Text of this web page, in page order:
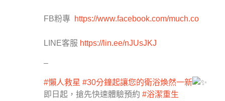
FB粉專 https://www.facebook.com/much.co
LINE客服 https://lin.ee/nJUsJKJ
–
#懶人救星 #30分鐘起讓您的衛浴煥然一新
即日起，搶先快速體驗預約 #浴潔重生